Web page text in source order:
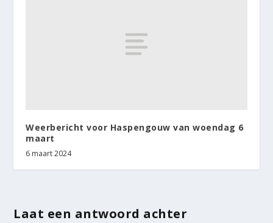
Weerbericht voor Haspengouw van woendag 6
maart
6 maart 2024
Laat een antwoord achter